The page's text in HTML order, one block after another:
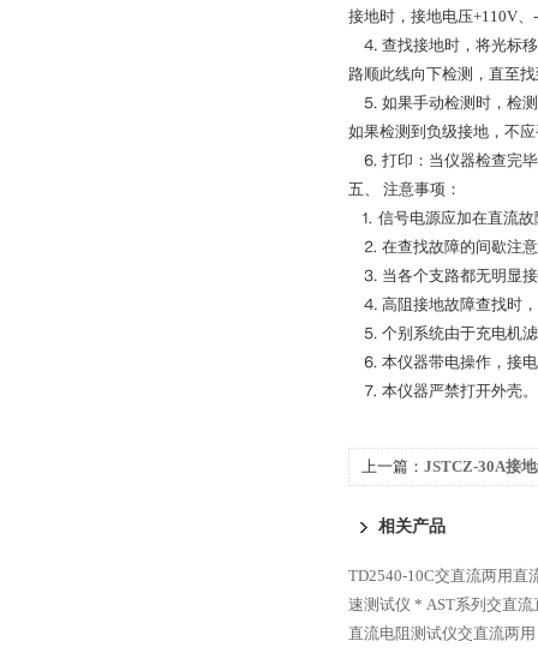
接地时，接地电压+110V
⒋ 查找接地时，将光标移
路顺此线向下检测，直至
⒌ 如果手动检测时，检测
如果检测到负级接地，不
⒍ 打印：当仪器检查完毕
五、 注意事项：
⒈ 信号电源应加在直流故
⒉ 在查找故障的间歇注
⒊ 当各个支路都无明显接
⒋ 高阻接地故障查找时
⒌ 个别系统由于充电机滤
⒍ 本仪器带电操作，接电
⒎ 本仪器严禁打开外壳
上一篇： JSTCZ-30A接
相关产品
TD2540-10C交直流两用直
速测试仪 * AST系列交直
直流电阻测试仪交直流两